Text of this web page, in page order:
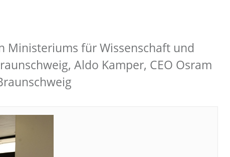
Ministeriums für Wissenschaft und
Aldo Kamper, CEO Osram